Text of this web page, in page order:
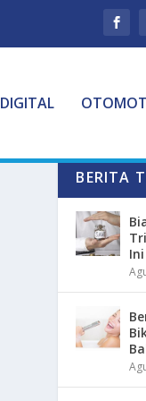
DIGITAL
BERITA
Ini